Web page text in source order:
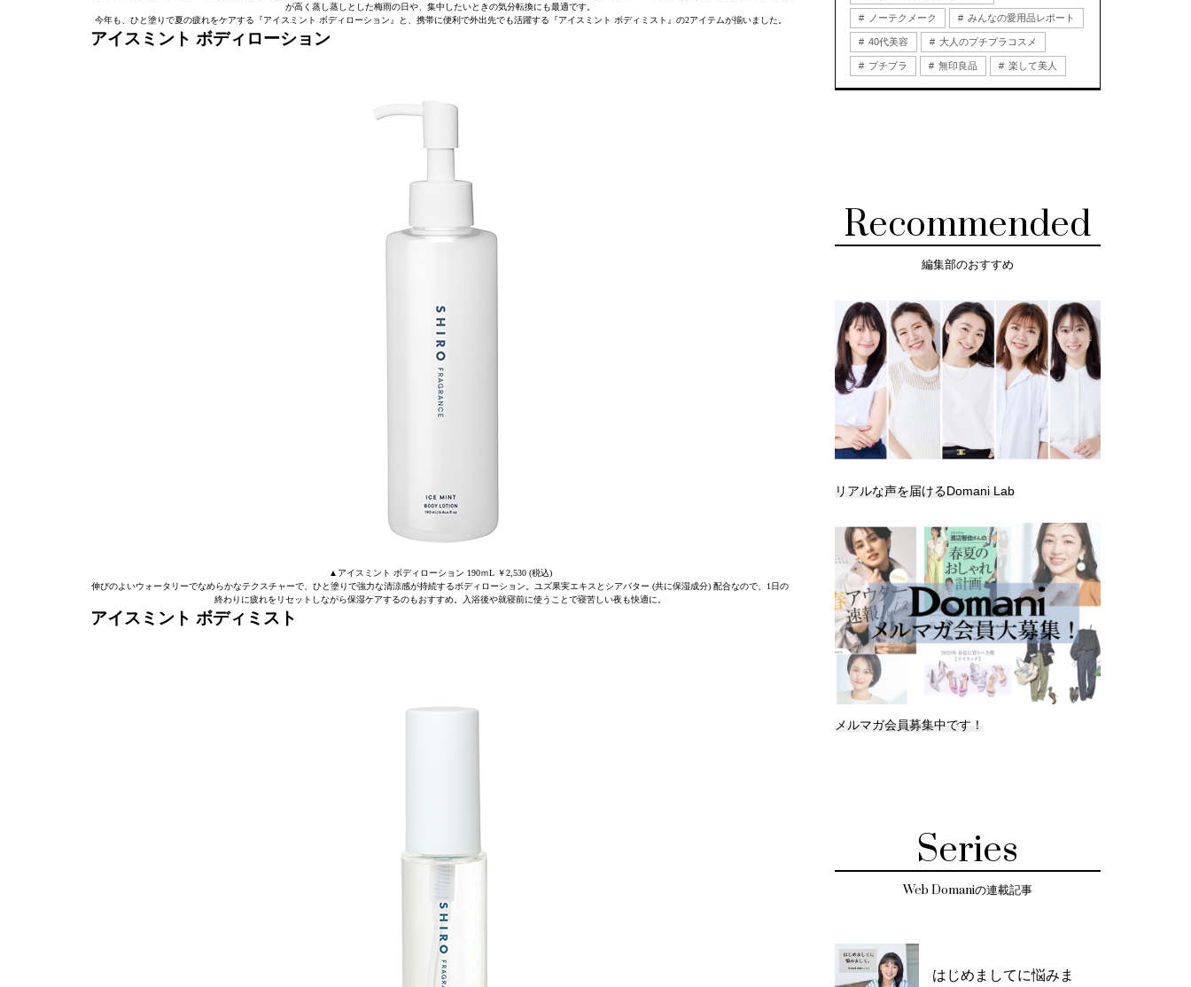
が高く蒸し蒸しとした梅雨の日や、集中したいときの気分転換にも最適です。
今年も、ひと塗りで夏の疲れをケアする『アイスミント ボディローション』と、携帯に便利で外出先でも活躍する『アイスミント ボディミスト』の2アイテムが揃いました。
アイスミント ボディローション
▲アイスミント ボディローション 190ｍL ￥2,530 (税込)
伸びのよいウォータリーでなめらかなテクスチャーで、ひと塗りで強力な清涼感が持続するボディローション。ユズ果実エキスとシアバター (共に保湿成分) 配合なので、1日の
終わりに疲れをリセットしながら保湿ケアするのもおすすめ。入浴後や就寝前に使うことで寝苦しい夜も快適に。
アイスミント ボディミスト
ノーテクメーク みんなの愛用品レポート
40代美容 大人のプチプラコスメ
プチプラ 無印良品 楽して美人
Recommended
編集部のおすすめ
リアルな声を届けるDomani Lab
メルマガ会員募集中です！
Series
Web Domaniの連載記事
はじめましてに悩みま